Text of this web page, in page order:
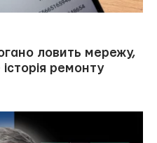
ловить мережу,
ремонту